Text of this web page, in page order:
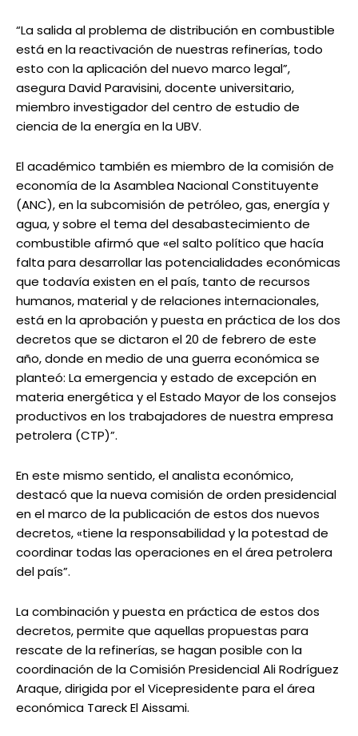
“La salida al problema de distribución en combustible
está en la reactivación de nuestras refinerías, todo
esto con la aplicación del nuevo marco legal”,
asegura David Paravisini, docente universitario,
miembro investigador del centro de estudio de
ciencia de la energía en la UBV.
El académico también es miembro de la comisión de
economía de la Asamblea Nacional Constituyente
(ANC), en la subcomisión de petróleo, gas, energía y
agua, y sobre el tema del desabastecimiento de
combustible afirmó que «el salto político que hacía
falta para desarrollar las potencialidades económicas
que todavía existen en el país, tanto de recursos
humanos, material y de relaciones internacionales,
está en la aprobación y puesta en práctica de los dos
decretos que se dictaron el 20 de febrero de este
año, donde en medio de una guerra económica se
planteó: La emergencia y estado de excepción en
materia energética y el Estado Mayor de los consejos
productivos en los trabajadores de nuestra empresa
petrolera (CTP)”.
En este mismo sentido, el analista económico,
destacó que la nueva comisión de orden presidencial
en el marco de la publicación de estos dos nuevos
decretos, «tiene la responsabilidad y la potestad de
coordinar todas las operaciones en el área petrolera
del país”.
La combinación y puesta en práctica de estos dos
decretos, permite que aquellas propuestas para
rescate de la refinerías, se hagan posible con la
coordinación de la Comisión Presidencial Ali Rodríguez
Araque, dirigida por el Vicepresidente para el área
económica Tareck El Aissami.